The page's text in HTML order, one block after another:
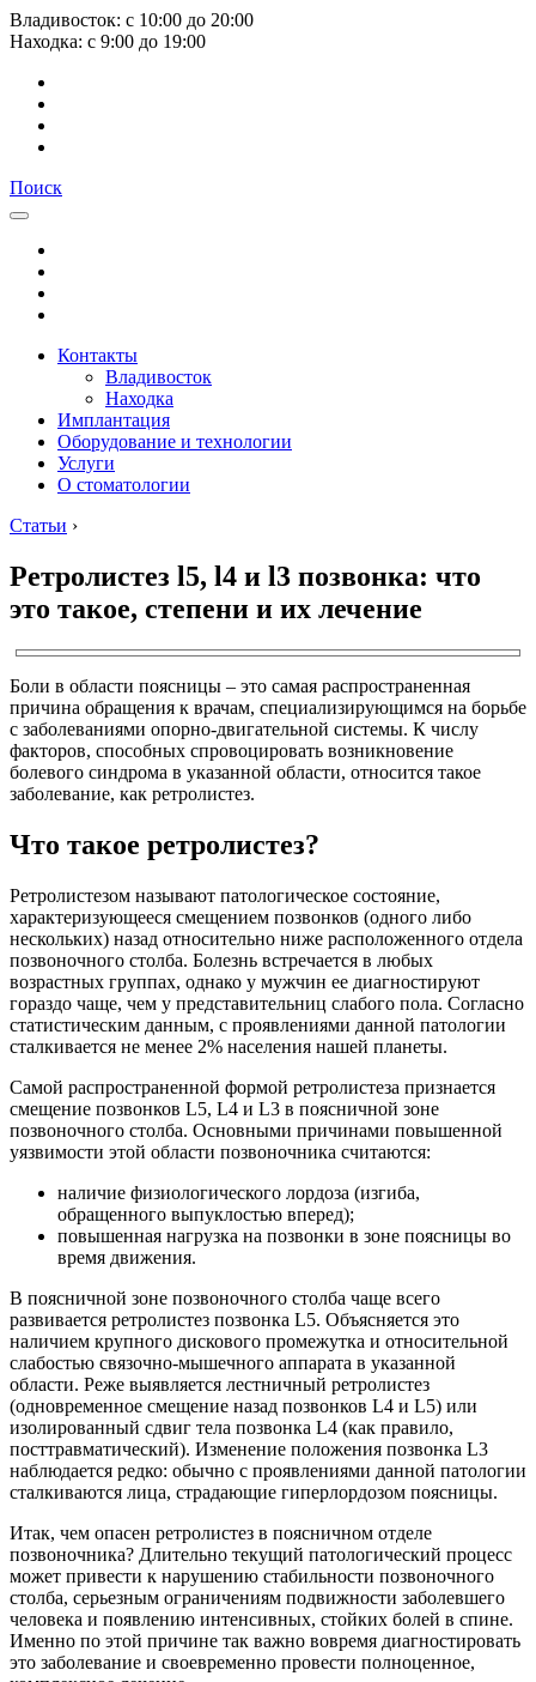
Владивосток: с 10:00 до 20:00
Находка: с 9:00 до 19:00
Поиск
Контакты
Владивосток
Находка
Имплантация
Оборудование и технологии
Услуги
О стоматологии
Статьи ›
Ретролистез l5, l4 и l3 позвонка: что
это такое, степени и их лечение
Боли в области поясницы – это самая распространенная
причина обращения к врачам, специализирующимся на борьбе
с заболеваниями опорно-двигательной системы. К числу
факторов, способных спровоцировать возникновение
болевого синдрома в указанной области, относится такое
заболевание, как ретролистез.
Что такое ретролистез?
Ретролистезом называют патологическое состояние,
характеризующееся смещением позвонков (одного либо
нескольких) назад относительно ниже расположенного отдела
позвоночного столба. Болезнь встречается в любых
возрастных группах, однако у мужчин ее диагностируют
гораздо чаще, чем у представительниц слабого пола. Согласно
статистическим данным, с проявлениями данной патологии
сталкивается не менее 2% населения нашей планеты.
Самой распространенной формой ретролистеза признается
смещение позвонков L5, L4 и L3 в поясничной зоне
позвоночного столба. Основными причинами повышенной
уязвимости этой области позвоночника считаются:
наличие физиологического лордоза (изгиба,
обращенного выпуклостью вперед);
повышенная нагрузка на позвонки в зоне поясницы во
время движения.
В поясничной зоне позвоночного столба чаще всего
развивается ретролистез позвонка L5. Объясняется это
наличием крупного дискового промежутка и относительной
слабостью связочно-мышечного аппарата в указанной
области. Реже выявляется лестничный ретролистез
(одновременное смещение назад позвонков L4 и L5) или
изолированный сдвиг тела позвонка L4 (как правило,
посттравматический). Изменение положения позвонка L3
наблюдается редко: обычно с проявлениями данной патологии
сталкиваются лица, страдающие гиперлордозом поясницы.
Итак, чем опасен ретролистез в поясничном отделе
позвоночника? Длительно текущий патологический процесс
может привести к нарушению стабильности позвоночного
столба, серьезным ограничениям подвижности заболевшего
человека и появлению интенсивных, стойких болей в спине.
Именно по этой причине так важно вовремя диагностировать
это заболевание и своевременно провести полноценное,